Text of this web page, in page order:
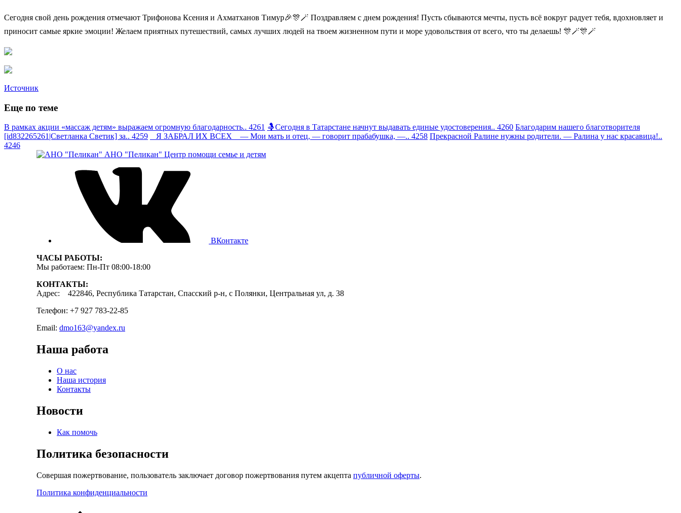
Сегодня свой день рождения отмечают Трифонова Ксения и Ахматханов Тимур🎉🎊🪄 Поздравляем с днем рождения! Пусть сбываются мечты, пусть всё вокруг радует тебя, вдохновляет и
приносит самые яркие эмоции! Желаем приятных путешествий, самых лучших людей на твоем жизненном пути и море удовольствия от всего, что ты делаешь! 🎊🪄🎊🪄
Источник
Еще по теме
В рамках акции «массаж детям» выражаем огромную благодарность.. 4261 🤱Сегодня в Татарстане начнут выдавать единые удостоверения.. 4260 Благодарим нашего благотворителя
[id832265261|Светланка Светик] за.. 4259
Я ЗАБРАЛ ИХ ВСЕХ — Мои мать и отец, — говорит прабабушка, —.. 4258 Прекрасной Ралине нужны родители. — Ралина у нас красавица!..
4246
АНО "Пеликан" Центр помощи семье и детям
ВКонтакте
ЧАСЫ РАБОТЫ:
Мы работаем: Пн-Пт 08:00-18:00
КОНТАКТЫ:
Адрес: 422846, Республика Татарстан, Спасский р-н, с Полянки, Центральная ул, д. 38
Телефон: +7 927 783-22-85
Email: dmo163@yandex.ru
Наша работа
О нас
Наша история
Контакты
Новости
Как помочь
Политика безопасности
Совершая пожертвование, пользователь заключает договор пожертвования путем акцепта публичной оферты.
Политика конфиденциальности